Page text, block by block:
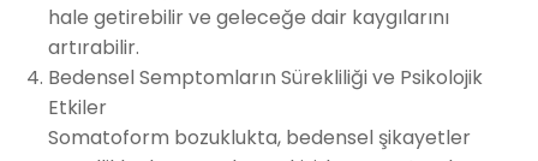
hale getirebilir ve geleceğe dair kaygılarını
artırabilir.
Bedensel Semptomların Sürekliliği ve Psikolojik
Etkiler
Somatoform bozuklukta, bedensel şikayetler